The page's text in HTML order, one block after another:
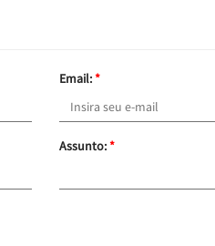
Email:*
Assunto:*